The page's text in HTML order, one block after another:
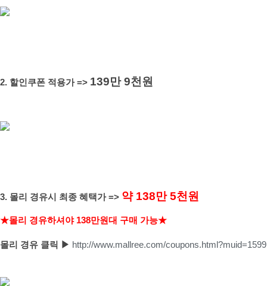
2. 할인쿠폰 적용가 => 139만 9천원
3. 몰리 경유시 최종 혜택가 => 약 138만 5천원
★몰리 경유하셔야 138만원대 구매 가능★
몰리 경유 클릭 ▶ http://www.mallree.com/coupons.html?muid=1599